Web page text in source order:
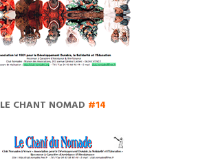
LE CHANT NOMAD #14